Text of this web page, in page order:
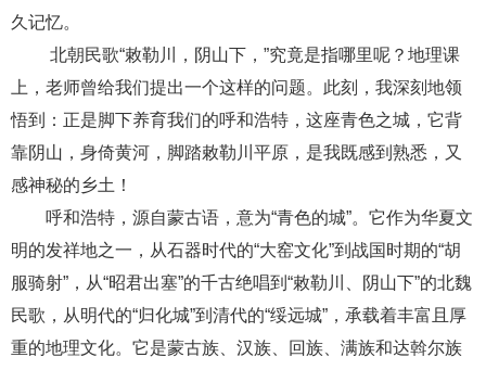
久记忆。
北朝民歌“敕勒川，阴山下，”究竟是指哪里呢？地理课
上，老师曾给我们提出一个这样的问题。此刻，我深刻地领
悟到：正是脚下养育我们的呼和浩特，这座青色之城，它背
靠阴山，身倚黄河，脚踏敕勒川平原，是我既感到熟悉，又
感神秘的乡土！
呼和浩特，源自蒙古语，意为“青色的城”。它作为华夏文
明的发祥地之一，从石器时代的“大窑文化”到战国时期的“胡
服骑射”，从“昭君出塞”的千古绝唱到“敕勒川、阴山下”的北魏
民歌，从明代的“归化城”到清代的“绥远城”，承载着丰富且厚
重的地理文化。它是蒙古族、汉族、回族、满族和达斡尔族